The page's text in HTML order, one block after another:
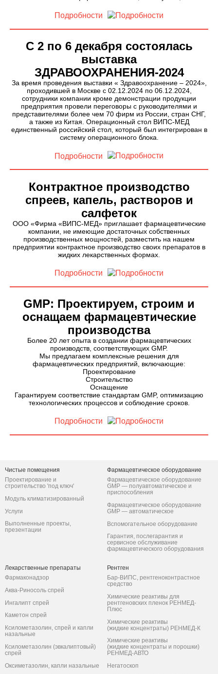
Подробности
С 2 по 6 декабря состоялась
выставка
ЗДРАВООХРАНЕНИЯ-2024
За время проведения выставки « Здравоохранение – 2024»,
проходившей в Москве с 02.12.2024 по 06.12.2024,
сотрудники компании кроме демонстрации продукции
предприятия провели переговоры с руководителями и
представителями более чем 70 фирм из России, стран СНГ,
а также из Китая. Операционный стол ВИПС-МЕД
единственный российский стол, который был интегрирован в
систему операционного блока.
Подробности
Контрактное производство
спреев, капель, растворов и
салфеток
ООО «Фирма «ВИПС-МЕД» приглашает фармацевтические
компании, не имеющие достаточных собственных
производственных мощностей, разместить на нашем
предприятии контрактное производство своих препаратов в
жидких лекарственных формах.
Подробности
GMP: Проектируем, строим и
оснащаем фармацевтические
производства
Более 20 лет опыта в создании фармацевтических
производств, соответствующих GMP.
Мы предлагаем комплексные решения для
фармацевтических предприятий, включающие:
Проектирование
Строительство
Оснащение
Гарантируем соответствие стандартам GMP, оптимизацию
технологических процессов и соблюдение сроков.
Подробности
Чистые помещения
Проектирование и
строительство 'под ключ'
Модуль климатизированный
Услуги
Выполненные проекты,
презентации
Фармацевтическое оборудование
Фармацевтическое оборудование
GMP — полуавтоматическое и
приспособления
Фармацевтическое оборудование
GMP — автоматическое
Вспомогательное оборудование
Гарантия, послегарантия и
сервисное обслуживание
фармацевтического оборудования
Лекарственные препараты
Фармаконадзор
Аква-Риносоль спрей
Ингалипт спрей
Каметон спрей
Ксилометазолин, спрей и капли
назальные
Ксилометазолин (эвкалиптовый)
спрей
Оксиметазолин, капли назальные
Рентген
Бар-ВИПС, рентгеноконтрастное
средство
Химические реактивы для
рентгеновских пленок РЕНМЕД-
Плюс
Химические реактивы
(жидкие концентраты) РЕНМЕД-К
Химические реактивы
(жидкие концентраты и порошки)
РЕНМЕД-АВТО
Негатоскоп